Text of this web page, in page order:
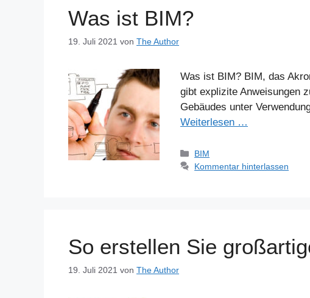
Was ist BIM?
19. Juli 2021 von The Author
Was ist BIM? BIM, das
gibt explizite Anweisungen
Gebäudes unter
Weiterlesen …
Kategorien
BIM
Kommentar hinterlassen
So erstellen Sie
19. Juli 2021 von The Author